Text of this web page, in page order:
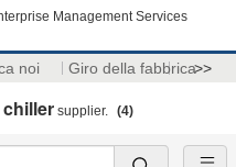
Management Services
noi Giro della fabbrica>>
supplier. (4)